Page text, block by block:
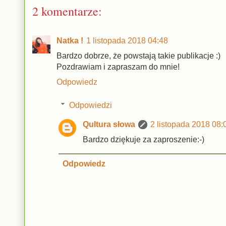
2 komentarze:
Natka ! 1 listopada 2018 04:48
Bardzo dobrze, że powstają takie publikacje :)
Pozdrawiam i zapraszam do mnie!
Odpowiedz
Odpowiedzi
Qultura słowa
2 listopada 2018
Bardzo dziękuje za zaproszenie:-)
Odpowiedz